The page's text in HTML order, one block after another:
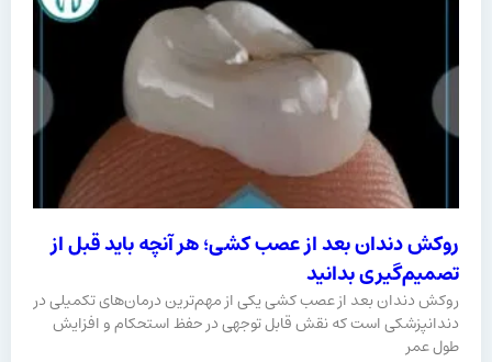
روکش دندان بعد از عصب کشی؛ هر آنچه باید قبل از
تصمیم‌گیری بدانید
روکش دندان بعد از عصب کشی یکی از مهم‌ترین درمان‌های تکمیلی در
دندانپزشکی است که نقش قابل توجهی در حفظ استحکام و افزایش
طول عمر